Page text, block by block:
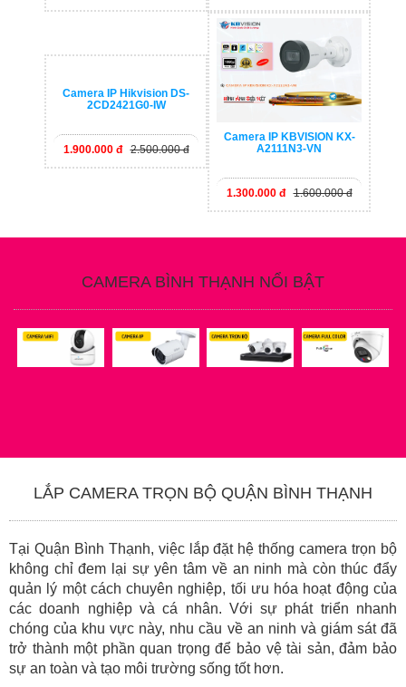
Camera IP Hikvision DS-
2CD2421G0-IW
1.900.000 đ 2.500.000 đ
Camera IP KBVISION KX-
A2111N3-VN
1.300.000 đ 1.600.000 đ
CAMERA BÌNH THẠNH NỔI BẬT
LẮP CAMERA TRỌN BỘ QUẬN BÌNH THẠNH
Tại Quận Bình Thạnh, việc lắp đặt hệ thống camera trọn bộ
không chỉ đem lại sự yên tâm về an ninh mà còn thúc đẩy
quản lý một cách chuyên nghiệp, tối ưu hóa hoạt động của
các doanh nghiệp và cá nhân. Với sự phát triển nhanh
chóng của khu vực này, nhu cầu về an ninh và giám sát đã
trở thành một phần quan trọng để bảo vệ tài sản, đảm bảo
sự an toàn và tạo môi trường sống tốt hơn.